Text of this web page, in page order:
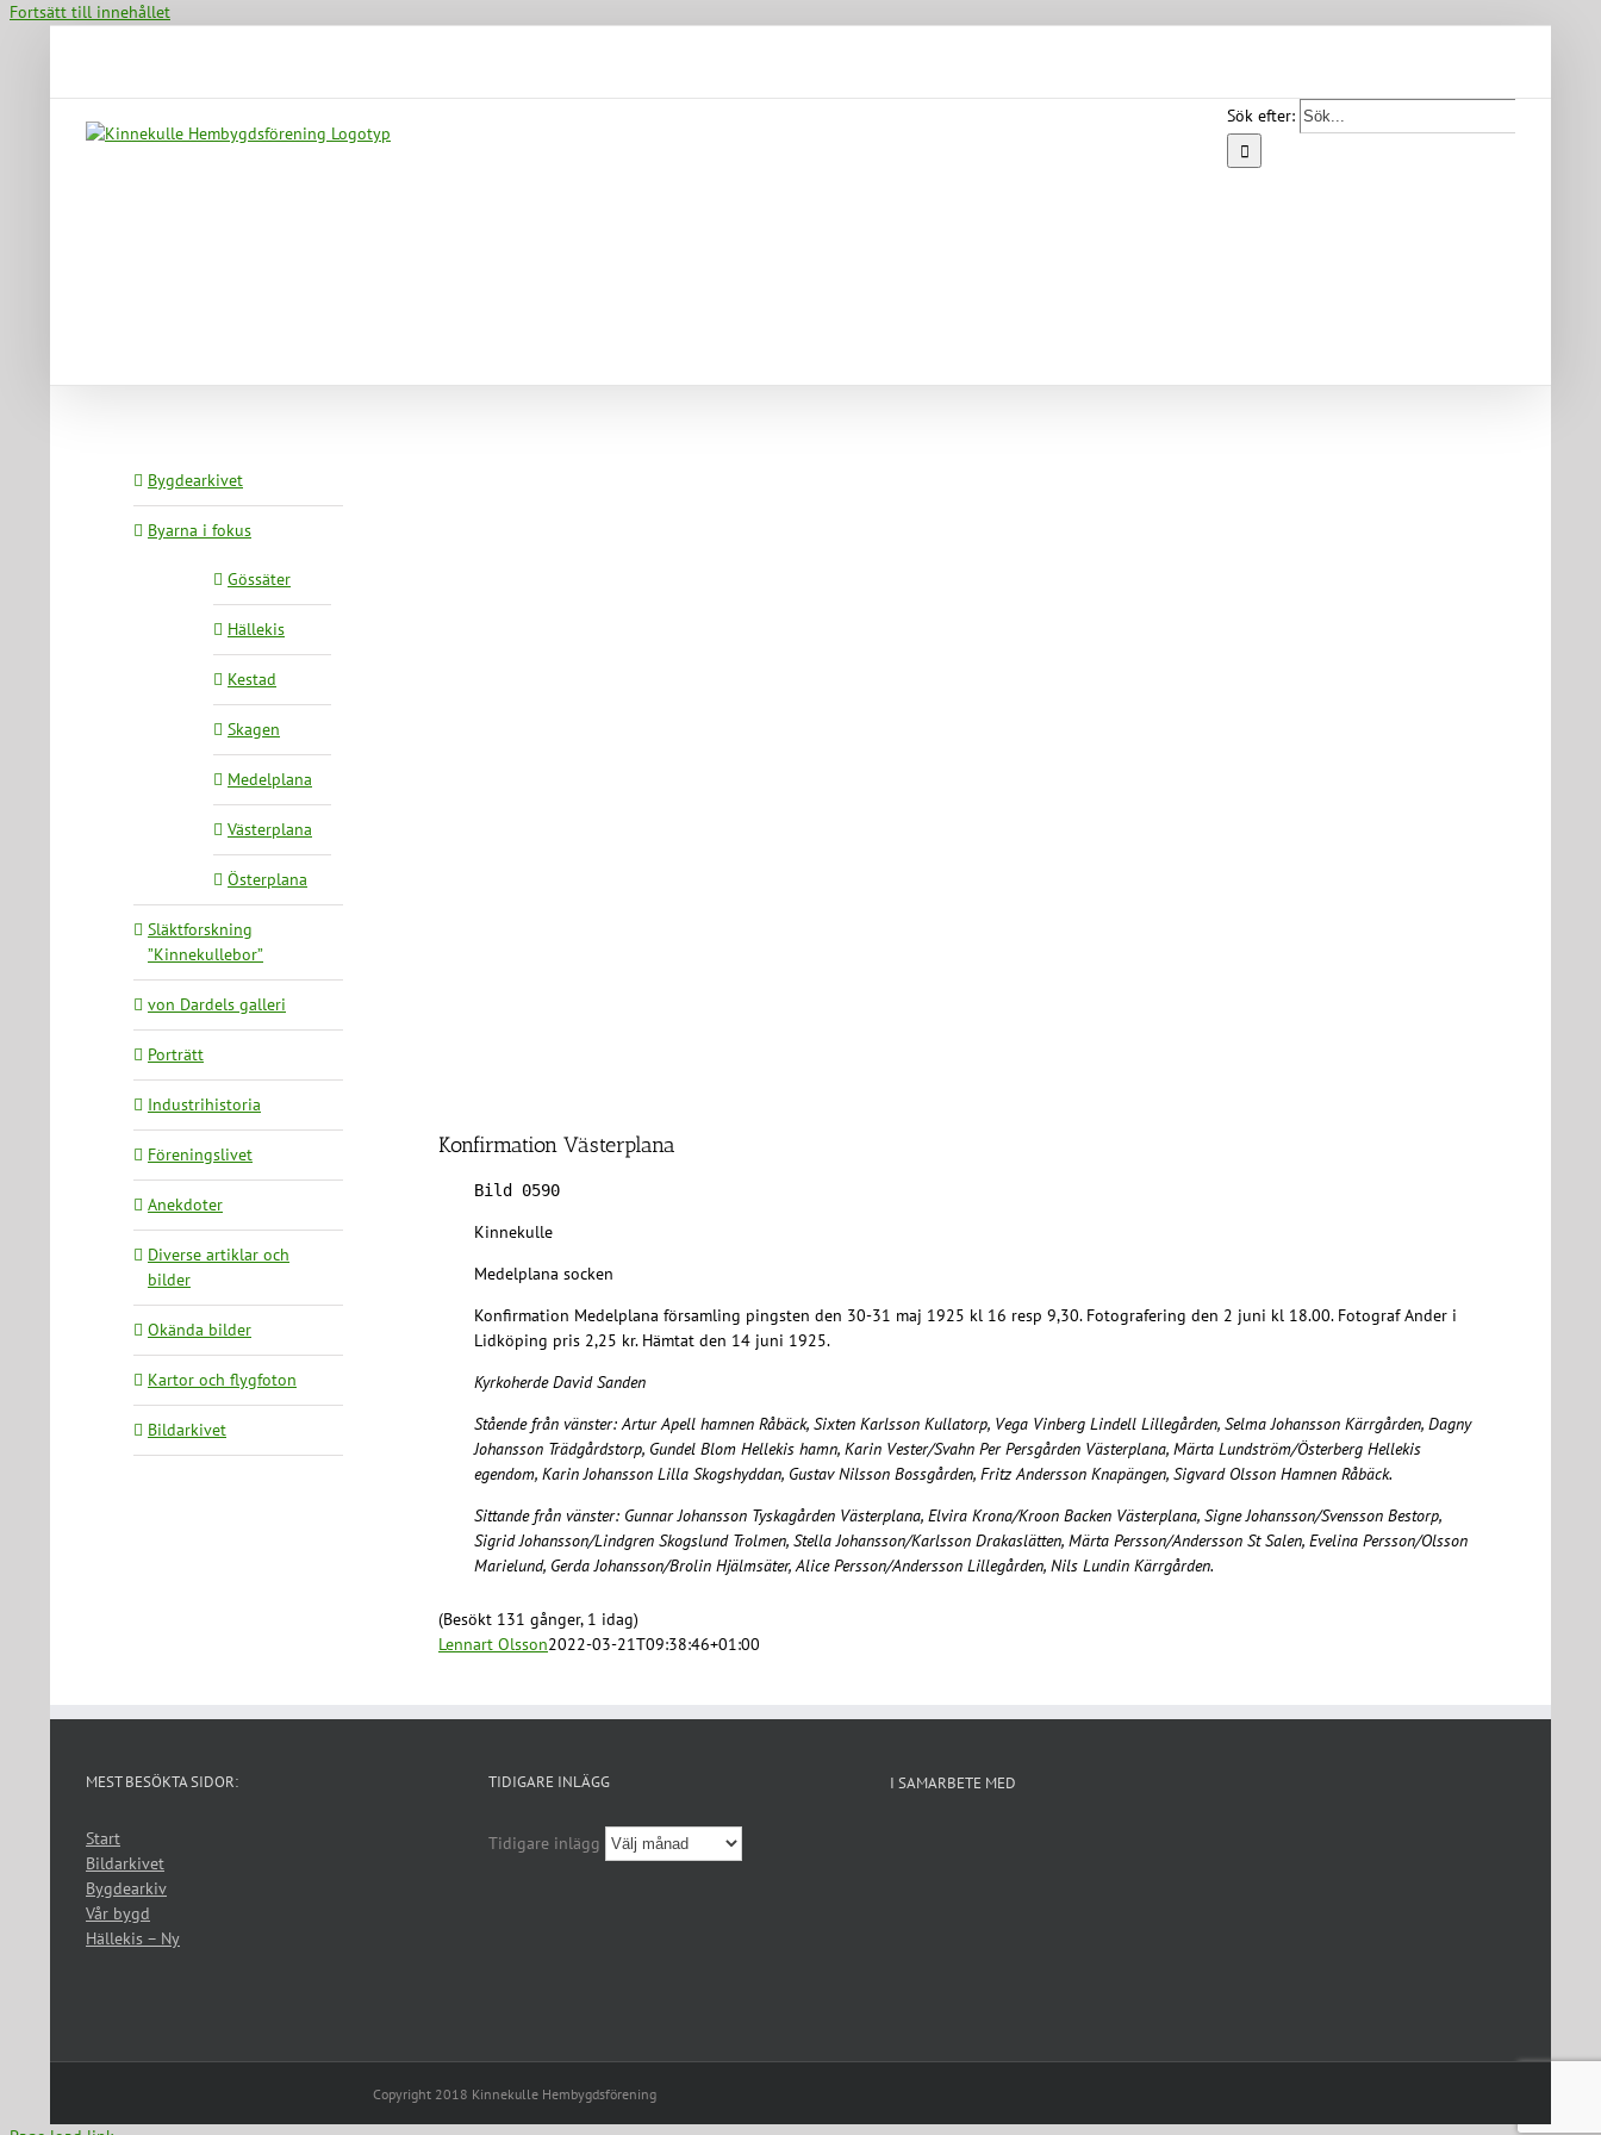
Fortsätt till innehållet
Sök efter:
Konfirmation Västerplana
Bild 0590
Kinnekulle
Medelplana socken
Konfirmation Medelplana församling pingsten den 30-31 maj 1925 kl 16 resp 9,30. Fotografering den 2 juni kl 18.00. Fotograf Ander i
Lidköping pris 2,25 kr. Hämtat den 14 juni 1925.
Kyrkoherde David Sanden
Stående från vänster: Artur Apell hamnen Råbäck, Sixten Karlsson Kullatorp, Vega Vinberg Lindell Lillegården, Selma Johansson Kärrgården, Dagny
Johansson Trädgårdstorp, Gundel Blom Hellekis hamn, Karin Vester/Svahn Per Persgården Västerplana, Märta Lundström/Österberg Hellekis
egendom, Karin Johansson Lilla Skogshyddan, Gustav Nilsson Bossgården, Fritz Andersson Knapängen, Sigvard Olsson Hamnen Råbäck.
Sittande från vänster: Gunnar Johansson Tyskagården Västerplana, Elvira Krona/Kroon Backen Västerplana, Signe Johansson/Svensson Bestorp,
Sigrid Johansson/Lindgren Skogslund Trolmen, Stella Johansson/Karlsson Drakaslätten, Märta Persson/Andersson St Salen, Evelina Persson/Olsson
Marielund, Gerda Johansson/Brolin Hjälmsäter, Alice Persson/Andersson Lillegården, Nils Lundin Kärrgården.
(Besökt 131 gånger, 1 idag)
Lennart Olsson2022-03-21T09:38:46+01:00
Bygdearkivet
Byarna i fokus
Gössäter
Hällekis
Kestad
Skagen
Medelplana
Västerplana
Österplana
Släktforskning
”Kinnekullebor”
von Dardels galleri
Porträtt
Industrihistoria
Föreningslivet
Anekdoter
Diverse artiklar och
bilder
Okända bilder
Kartor och flygfoton
Bildarkivet
MEST BESÖKTA SIDOR:
Start
Bildarkivet
Bygdearkiv
Vår bygd
Hällekis – Ny
TIDIGARE INLÄGG
Tidigare inlägg
I SAMARBETE MED
Copyright 2018 Kinnekulle Hembygdsförening